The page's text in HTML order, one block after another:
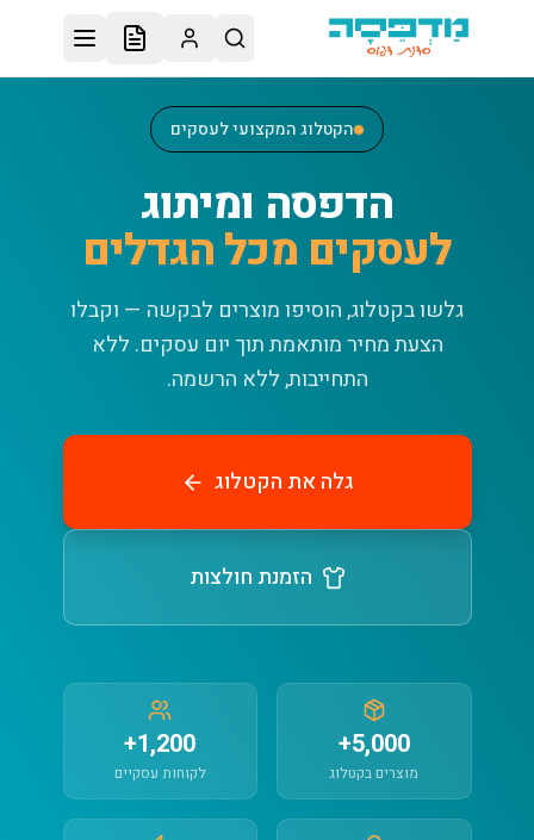
דלג לתוכן הראשי
הקטלוג המקצועי לעסקים
הדפסה ומיתוג
לעסקים מכל הגדלים
גלשו בקטלוג, הוסיפו מוצרים לבקשה — וקבלו
הצעת מחיר מותאמת תוך יום עסקים. ללא
התחייבות, ללא הרשמה.
גלה את הקטלוג
הזמנת חולצות
5,000+
מוצרים בקטלוג
1,200+
לקוחות עסקיים